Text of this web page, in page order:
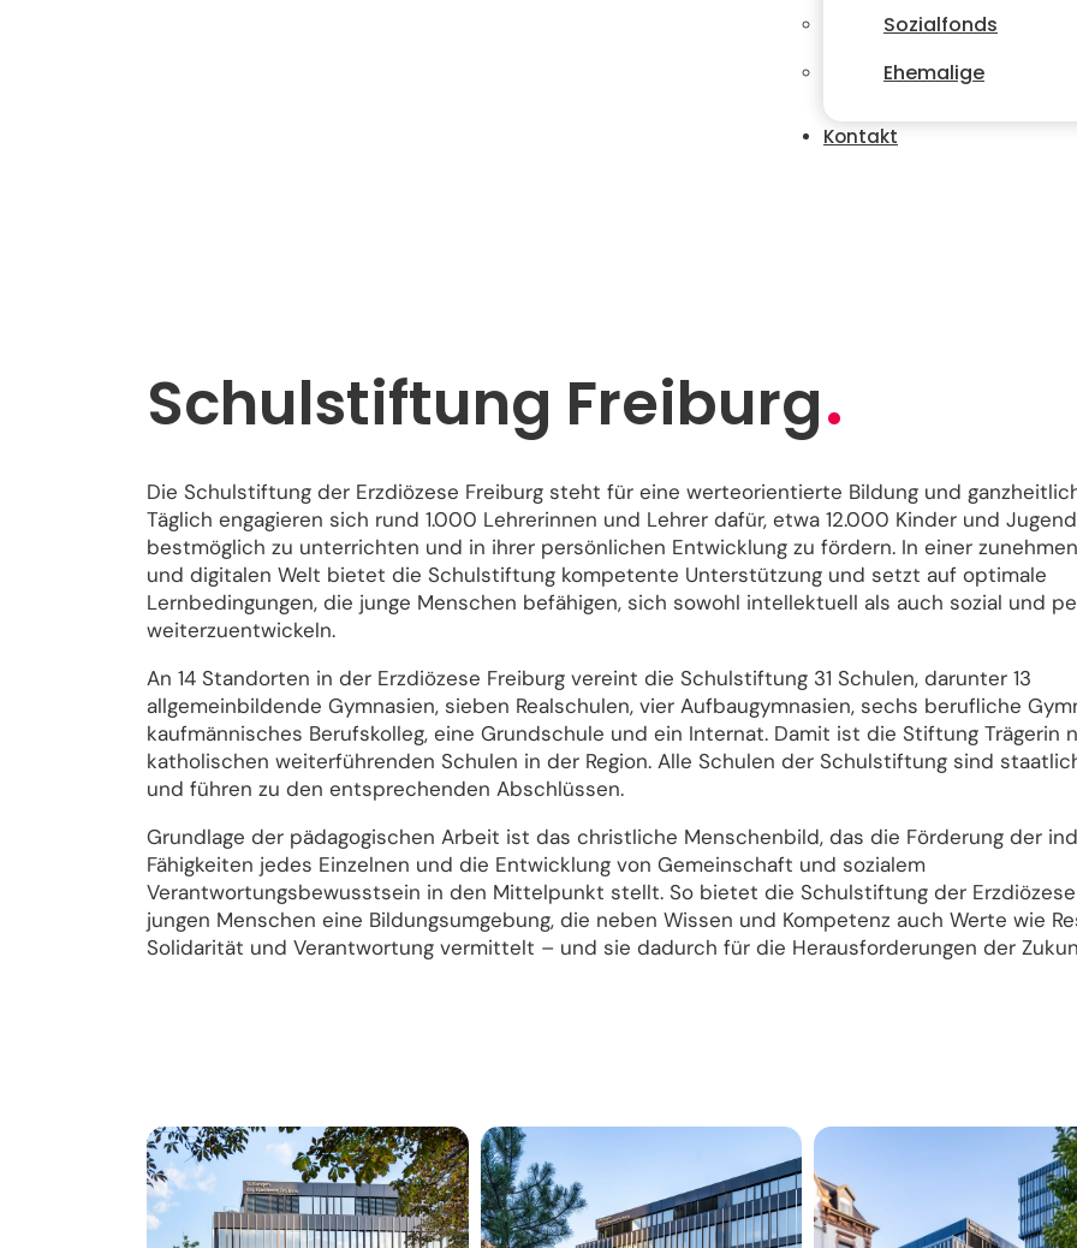
Sozialfonds
Ehemalige
Kontakt
Schulstiftung Freiburg
Die Schulstiftung der Erzdiözese Freiburg steht für eine werteorientierte Bildung und
Täglich engagieren sich rund 1.000 Lehrerinnen und Lehrer dafür, etwa 12.000 Kinder und
bestmöglich zu unterrichten und in ihrer persönlichen Entwicklung zu fördern. In einer
und digitalen Welt bietet die Schulstiftung kompetente Unterstützung und setzt auf optimale
Lernbedingungen, die junge Menschen befähigen, sich sowohl intellektuell als auch sozial und
weiterzuentwickeln.
An 14 Standorten in der Erzdiözese Freiburg vereint die Schulstiftung 31 Schulen, darunter 13
allgemeinbildende Gymnasien, sieben Realschulen, vier Aufbaugymnasien, sechs berufliche
kaufmännisches Berufskolleg, eine Grundschule und ein Internat. Damit ist die Stiftung Trägerin
katholischen weiterführenden Schulen in der Region. Alle Schulen der Schulstiftung sind
und führen zu den entsprechenden Abschlüssen.
Grundlage der pädagogischen Arbeit ist das christliche Menschenbild, das die Förderung der
Fähigkeiten jedes Einzelnen und die Entwicklung von Gemeinschaft und sozialem
Verantwortungsbewusstsein in den Mittelpunkt stellt. So bietet die Schulstiftung der
jungen Menschen eine Bildungsumgebung, die neben Wissen und Kompetenz auch Werte wie
Solidarität und Verantwortung vermittelt – und sie dadurch für die Herausforderungen der